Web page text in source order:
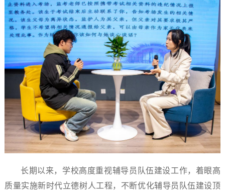
长期以来，学校高度重视辅导员队伍建设工作，着眼高
质量实施新时代立德树人工程，不断优化辅导员队伍建设顶